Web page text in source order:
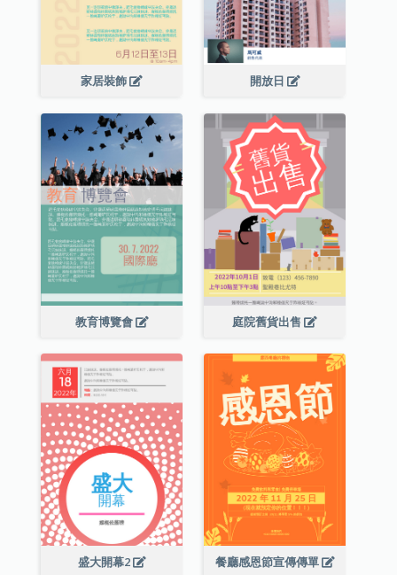
家居裝飾 開放日
教育博覽會 庭院舊貨出售
盛大開幕2 餐廳感恩節宣傳傳單